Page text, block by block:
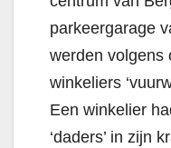
parkeergarage
werden volgens
winkeliers
Een winkelier
‘daders’ in zijn